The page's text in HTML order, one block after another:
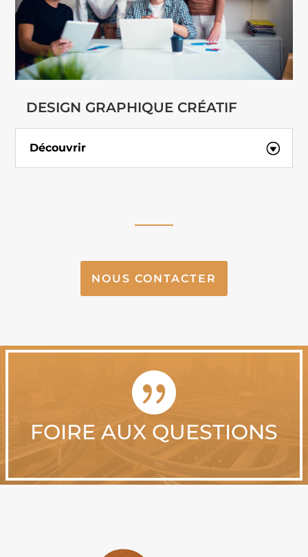
DESIGN GRAPHIQUE CRÉATIF
Découvrir
NOUS CONTACTER

FOIRE AUX QUESTIONS